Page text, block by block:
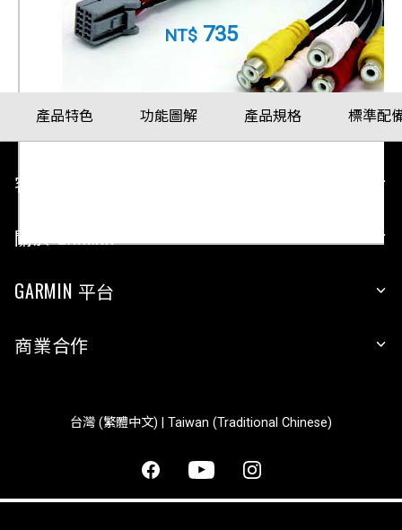
NT$ 735
產品特色 功能圖解 產品規格 標準配
客戶服務
關於 GARMIN
GARMIN 平台
商業合作
台灣 (繁體中文) | Taiwan (Traditional Chinese)